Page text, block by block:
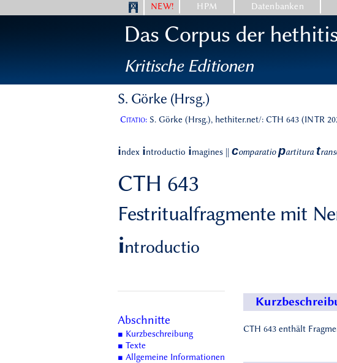
NEW! HPM Datenbanken
Das Corpus der
Kritische Editionen
S. Görke (Hrsg.)
Citatio: S. Görke (Hrsg.), hethiter.net/: CTH 643 (INTR
index introductio imagines comparatiopartitura t
CTH 643
Festritualfragmente mit
introductio
Abschnitte
■ Kurzbeschreibung
■ Texte
■ Allgemeine Informationen
CTH 643 enthält